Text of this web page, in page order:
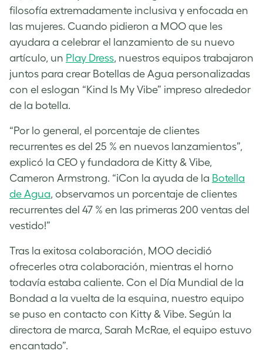
filosofía extremadamente inclusiva y enfocada en
las mujeres. Cuando pidieron a MOO que les
ayudara a celebrar el lanzamiento de su nuevo
artículo, un Play Dress, nuestros equipos trabajaron
juntos para crear Botellas de Agua personalizadas
con el eslogan “Kind Is My Vibe” impreso alrededor
de la botella.
“Por lo general, el porcentaje de clientes
recurrentes es del 25 % en nuevos lanzamientos”,
explicó la CEO y fundadora de Kitty & Vibe,
Cameron Armstrong. “¡Con la ayuda de la Botella
de Agua, observamos un porcentaje de clientes
recurrentes del 47 % en las primeras 200 ventas del
vestido!”
Tras la exitosa colaboración, MOO decidió
ofrecerles otra colaboración, mientras el horno
todavía estaba caliente. Con el Día Mundial de la
Bondad a la vuelta de la esquina, nuestro equipo
se puso en contacto con Kitty & Vibe. Según la
directora de marca, Sarah McRae, el equipo estuvo
encantado”.